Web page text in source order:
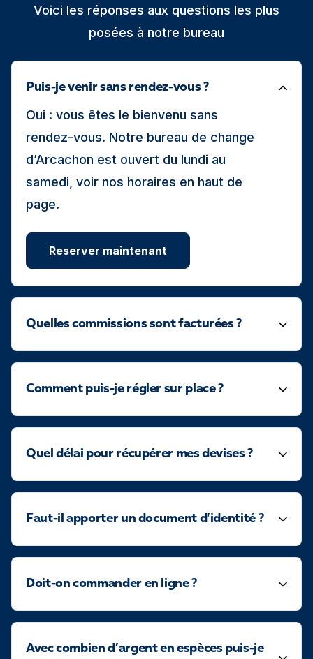
Voici les réponses aux questions les plus
posées à notre bureau
Puis-je venir sans rendez-vous ?
Oui : vous êtes le bienvenu sans
rendez-vous. Notre bureau de change
d’Arcachon est ouvert du lundi au
samedi, voir nos horaires en haut de
page.
Reserver maintenant
Quelles commissions sont facturées ?
Comment puis-je régler sur place ?
Quel délai pour récupérer mes devises ?
Faut-il apporter un document d’identité ?
Doit-on commander en ligne ?
Avec combien d’argent en espèces puis-je